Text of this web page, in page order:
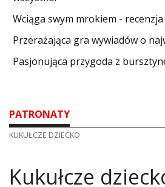
Wciąga swym mrokiem -
​Przerażająca gra wywiadów o
Pasjonująca przygoda z
PATRONATY
KUKUŁCZE DZIECKO
Kukułcze